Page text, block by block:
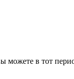
в тот